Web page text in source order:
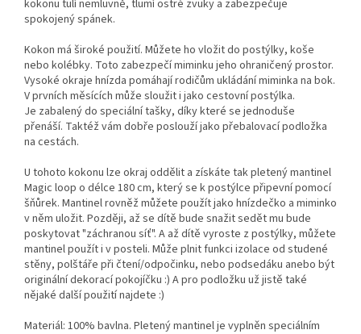
kokonu tulí nemluvně, tlumí ostré zvuky a zabezpečuje
spokojený spánek.
Kokon má široké použití. Můžete ho vložit do postýlky, koše
nebo kolébky. Toto zabezpečí miminku jeho ohraničený prostor.
Vysoké okraje hnízda pomáhají rodičům ukládání miminka na bok.
V prvních měsících může sloužit i jako cestovní postýlka.
Je zabalený do speciální tašky, díky které se jednoduše
přenáší. Taktéž vám dobře poslouží jako přebalovací podložka
na cestách.
U tohoto kokonu lze okraj oddělit a získáte tak pletený mantinel
Magic loop o délce 180 cm, který se k postýlce připevní pomocí
šňůrek. Mantinel rovněž můžete použít jako hnízdečko a miminko
v něm uložit. Později, až se dítě bude snažit sedět mu bude
poskytovat "záchranou síť". A až dítě vyroste z postýlky, můžete
mantinel použít i v posteli. Může plnit funkci izolace od studené
stěny, polštáře při čtení/odpočinku, nebo podsedáku anebo být
originální dekorací pokojíčku :) A pro podložku už jistě také
nějaké další použití najdete :)
Materiál: 100% bavlna. Pletený mantinel je vyplněn speciálním